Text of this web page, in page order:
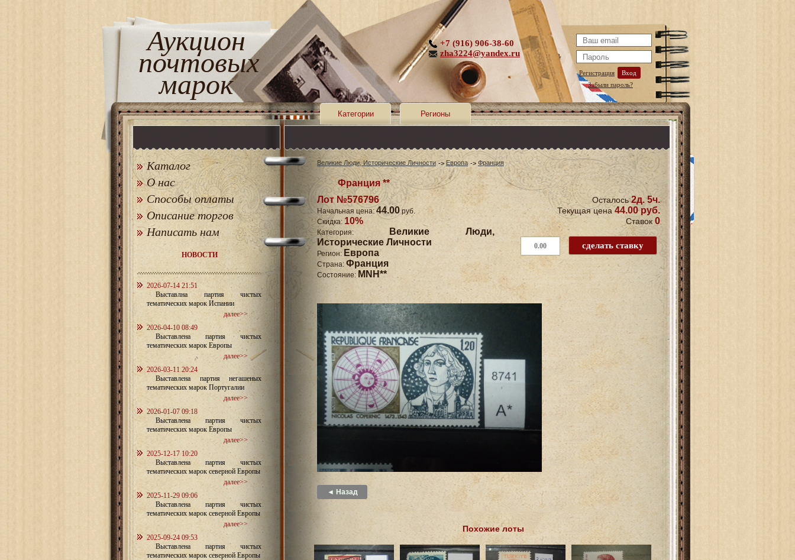
Аукцион
почтовых
марок Регистрация
Вход
Забыли пароль?
+7 (916) 906-38-60
zha3224@yandex.ru
Категории Регионы
Каталог
О нас
Способы оплаты
Описание торгов
Написать нам
НОВОСТИ
2026-07-14 21:51
Выставлна партия чистых
тематических марок Испании
далее>>
2026-04-10 08:49
Выставлена партия чистых
тематических марок Европы
далее>>
2026-03-11 20:24
Выставлена партия негашеных
тематических марок Португалии
далее>>
2026-01-07 09:18
Выставлена партия чистых
тематических марок Европы
далее>>
2025-12-17 10:20
Выставлена партия чистых
тематических марок северной Европы
далее>>
2025-11-29 09:06
Выставлена партия чистых
тематических марок северной Европы
далее>>
2025-09-24 09:53
Выставлена партия чистых
тематических марок северной Европы
Великие Люди, Исторические Личности Европа Франция
Франция **
Лот №576796
Начальная цена: 44.00руб.
Скидка: 10%
Категория:
Великие Люди,
Исторические Личности
Регион: Европа
Страна: Франция
Состояние: MNH**
Осталось2д. 5ч.
Текущая цена 44.00 руб.
Ставок 0
◄ Назад
Похожие лоты